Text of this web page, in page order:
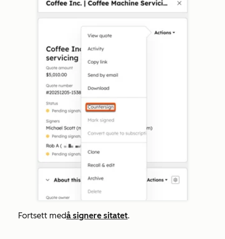
Fortsett medå signere sitatet.